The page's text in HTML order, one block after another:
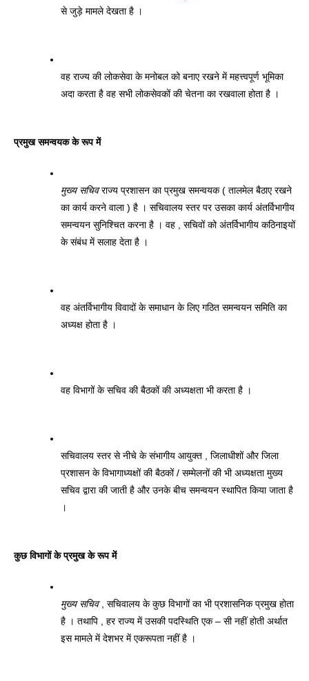
से जुड़े मामले देखता है ।
वह राज्य की लोकसेवा के मनोबल को बनाए रखने में महत्त्वपूर्ण भूमिका
अदा करता है वह सभी लोकसेवकों की चेतना का रखवाला होता है ।
प्रमुख समन्वयक के रूप में
मुख्य सचिव राज्य प्रशासन का प्रमुख समन्वयक ( तालमेल बैठाए रखने
का कार्य करने वाला ) है । सचिवालय स्तर पर उसका कार्य अंतर्विभागीय
समन्वयन सुनिश्चित करना है । वह , सचिवों को अंतर्विभागीय कठिनाइयों
के संबंध में सलाह देता है ।
वह अंतर्विभागीय विवादों के समाधान के लिए गठित समन्वयन समिति का
अध्यक्ष होता है ।
वह विभागों के सचिव की बैठकों की अध्यक्षता भी करता है ।
सचिवालय स्तर से नीचे के संभागीय आयुक्त , जिलाधीशों और जिला
प्रशासन के विभागाध्यक्षों की बैठकों / सम्मेलनों की भी अध्यक्षता मुख्य
सचिव द्वारा की जाती है और उनके बीच समन्वयन स्थापित किया जाता है
।
कुछ विभागों के प्रमुख के रूप में
मुख्य सचिव , सचिवालय के कुछ विभागों का भी प्रशासनिक प्रमुख होता
है । तथापि , हर राज्य में उसकी पदस्थिति एक – सी नहीं होती अर्थात
इस मामले में देशभर में एकरूपता नहीं है ।